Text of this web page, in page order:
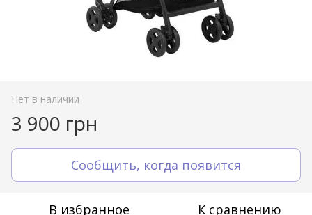
Нет в наличии
3 900 грн
Сообщить, когда появится
В избранное К сравнению